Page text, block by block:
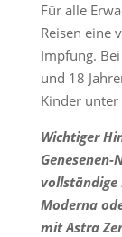
Für alle
Reisen eine
Impfung.
und 18
Kinder
Wichtiger
Genesenen-
Moderna
mit Astra